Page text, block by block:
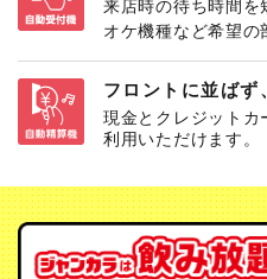
来店時の待ち時間を
オケ機種など希望の
フロントに並ばず
現金とクレジットカ
利用いただけます。